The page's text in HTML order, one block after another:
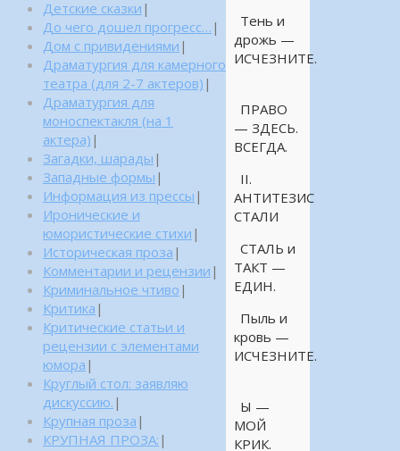
Тень и
дрожь —
ИСЧЕЗНИТЕ.
ПРАВО
— ЗДЕСЬ.
ВСЕГДА.
II.
АНТИТЕЗИС
СТАЛИ
СТАЛЬ и
ТАКТ —
ЕДИН.
Пыль и
кровь —
ИСЧЕЗНИТЕ.
Ы —
МОЙ
КРИК.
Детские сказки |
До чего дошел прогресс… |
Дом с привидениями |
Драматургия для камерного
театра (для 2-7 актеров) |
Драматургия для
моноспектакля (на 1
актера) |
Загадки, шарады |
Западные формы |
Информация из прессы |
Иронические и
юмористические стихи |
Историческая проза |
Комментарии и рецензии |
Криминальное чтиво |
Критика |
Критические статьи и
рецензии с элементами
юмора |
Круглый стол: заявляю
дискуссию. |
Крупная проза |
КРУПНАЯ ПРОЗА: |